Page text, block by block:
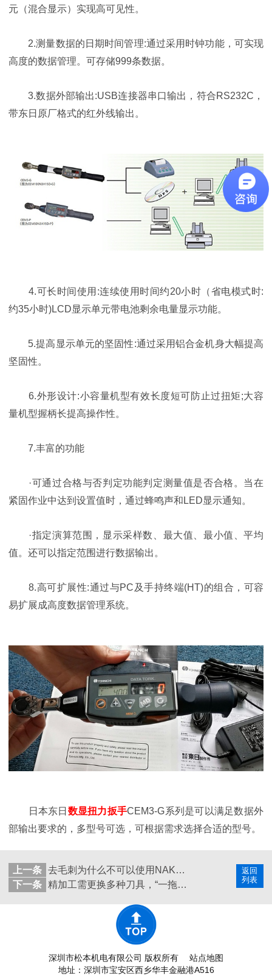
元（混合显示）实现高可见性。
2.测量数据的日期时间管理:通过采用时钟功能，可实现
高度的数据管理。可存储999条数据。
3.数据外部输出:USB连接器串口输出，符合RS232C，
带东日原厂格式的红外线输出。
4.可长时间使用:连续使用时间约20小时（省电模式时:
约35小时)LCD显示单元带电池剩余电量显示功能。
5.提高显示单元的坚固性:通过采用铝合金机身大幅提高
坚固性。
6.外形设计:小容量机型有效长度短可防止过扭矩;大容
量机型握柄长提高操作性。
7.丰富的功能
·可通过合格与否判定功能判定测量值是否合格。当在
紧固作业中达到设置值时，通过蜂鸣声和LED显示通知。
·指定演算范围，显示采样数、最大值、最小值、平均
值。还可以指定范围进行数据输出。
8.高可扩展性:通过与PC及手持终端(HT)的组合，可容
易扩展成高度数据管理系统。
日本东日 数显扭力扳手CEM3-G系列是可以满足数据外
部输出要求的，多型号可选，可根据需求选择合适的型号。
返回
列表
上一条
去毛刺为什么不可以使用NAKANISHI自动换刀主轴NR50-5100ATC呢？
下一条
精加工需更换多种刀具，“一拖四”NAKANISHI高速主轴切换方便
深圳市松本机电有限公司 版权所有 站点地图
地址：深圳市宝安区西乡华丰金融港A516